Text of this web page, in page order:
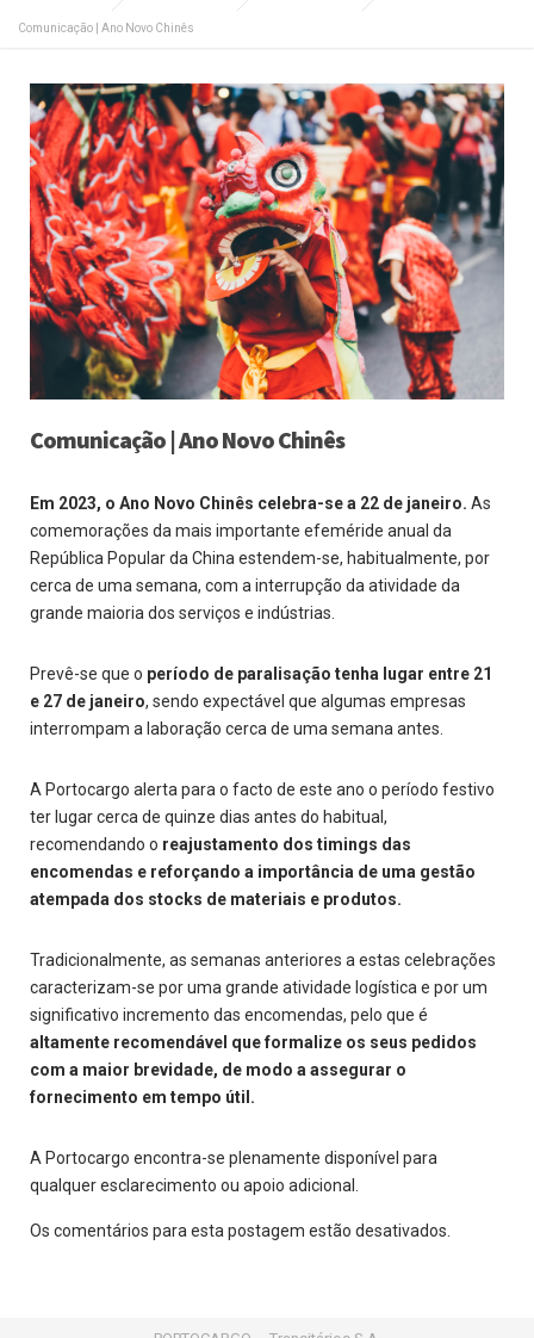
Comunicação | Ano Novo Chinês
Comunicação | Ano Novo Chinês
Em 2023, o Ano Novo Chinês celebra-se a 22 de janeiro. As
comemorações da mais importante efeméride anual da
República Popular da China estendem-se, habitualmente, por
cerca de uma semana, com a interrupção da atividade da
grande maioria dos serviços e indústrias.
Prevê-se que o período de paralisação tenha lugar entre 21
e 27 de janeiro, sendo expectável que algumas empresas
interrompam a laboração cerca de uma semana antes.
A Portocargo alerta para o facto de este ano o período festivo
ter lugar cerca de quinze dias antes do habitual,
recomendando o reajustamento dos timings das
encomendas e reforçando a importância de uma gestão
atempada dos stocks de materiais e produtos.
Tradicionalmente, as semanas anteriores a estas celebrações
caracterizam-se por uma grande atividade logística e por um
significativo incremento das encomendas, pelo que é
altamente recomendável que formalize os seus pedidos
com a maior brevidade, de modo a assegurar o
fornecimento em tempo útil.
A Portocargo encontra-se plenamente disponível para
qualquer esclarecimento ou apoio adicional.
Os comentários para esta postagem estão desativados.